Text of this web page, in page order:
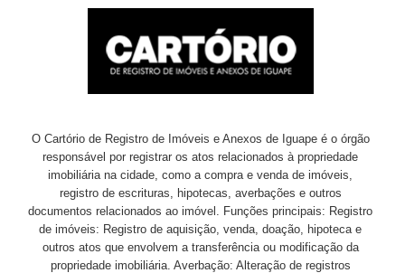
O Cartório de Registro de Imóveis e Anexos de Iguape é o órgão
responsável por registrar os atos relacionados à propriedade
imobiliária na cidade, como a compra e venda de imóveis,
registro de escrituras, hipotecas, averbações e outros
documentos relacionados ao imóvel. Funções principais: Registro
de imóveis: Registro de aquisição, venda, doação, hipoteca e
outros atos que envolvem a transferência ou modificação da
propriedade imobiliária. Averbação: Alteração de registros